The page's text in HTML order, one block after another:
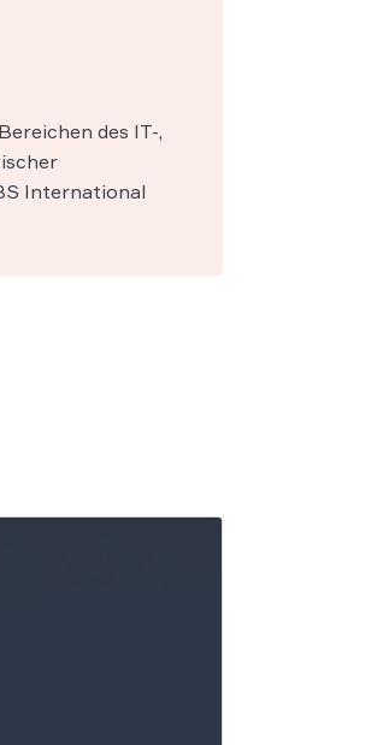
des IT-,
International